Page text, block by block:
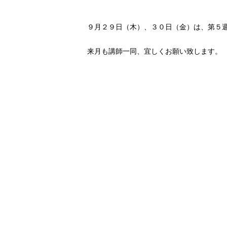
９月２９日（木）、３０日（金）は、第５
来月も講師一同、宜しくお願い致します。